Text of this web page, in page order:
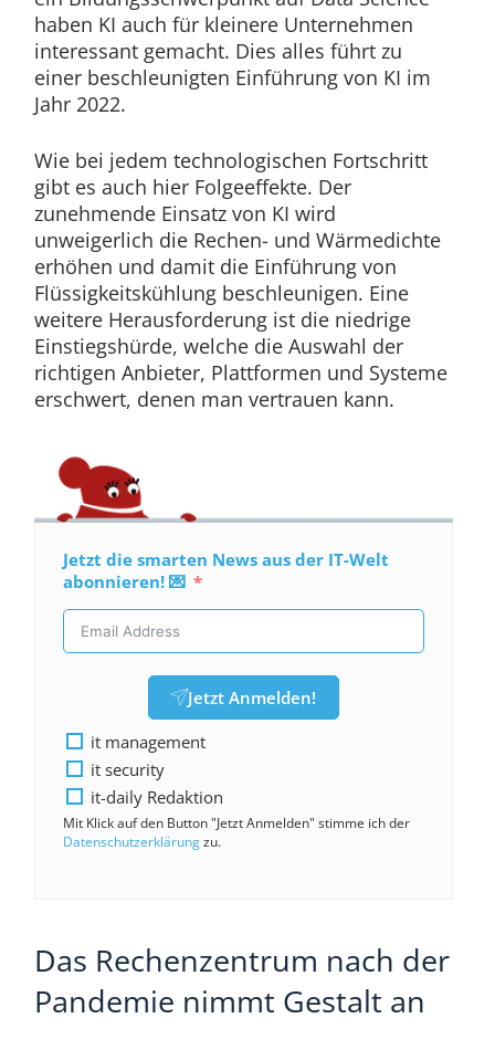
haben KI auch für kleinere Unternehmen
interessant gemacht. Dies alles führt zu
einer beschleunigten Einführung von KI im
Jahr 2022.
Wie bei jedem technologischen Fortschritt
gibt es auch hier Folgeeffekte. Der
zunehmende Einsatz von KI wird
unweigerlich die Rechen- und Wärmedichte
erhöhen und damit die Einführung von
Flüssigkeitskühlung beschleunigen. Eine
weitere Herausforderung ist die niedrige
Einstiegshürde, welche die Auswahl der
richtigen Anbieter, Plattformen und Systeme
erschwert, denen man vertrauen kann.
Jetzt die smarten News aus der IT-Welt
abonnieren! 💌
Jetzt Anmelden!
it management
it security
it-daily Redaktion
Mit Klick auf den Button "Jetzt Anmelden" stimme ich der
Datenschutzerklärungzu.
Das Rechenzentrum nach der
Pandemie nimmt Gestalt an